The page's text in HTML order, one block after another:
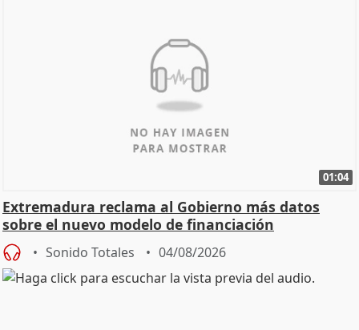
01:04
Extremadura reclama al Gobierno más datos
sobre el nuevo modelo de financiación
Sonido Totales 04/08/2026